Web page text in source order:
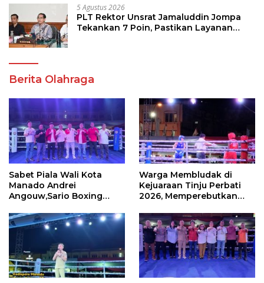
5 Agustus 2026
PLT Rektor Unsrat Jamaluddin Jompa
Tekankan 7 Poin, Pastikan Layanan
Berita Olahraga
Sabet Piala Wali Kota
Manado Andrei
Angouw,Sario Boxing
Perbati 2026
Warga Membludak di
Kejuaraan Tinju Perbati
2026, Memperebutkan